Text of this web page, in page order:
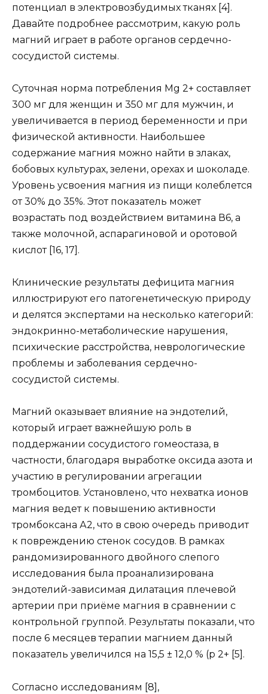
потенциал в электровозбудимых тканях [4].
Давайте подробнее рассмотрим, какую роль
магний играет в работе органов сердечно-
сосудистой системы.
Суточная норма потребления Mg 2+ составляет
300 мг для женщин и 350 мг для мужчин, и
увеличивается в период беременности и при
физической активности. Наибольшее
содержание магния можно найти в злаках,
бобовых культурах, зелени, орехах и шоколаде.
Уровень усвоения магния из пищи колеблется
от 30% до 35%. Этот показатель может
возрастать под воздействием витамина В6, а
также молочной, аспарагиновой и оротовой
кислот [16, 17].
Клинические результаты дефицита магния
иллюстрируют его патогенетическую природу
и делятся экспертами на несколько категорий:
эндокринно-метаболические нарушения,
психические расстройства, неврологические
проблемы и заболевания сердечно-
сосудистой системы.
Магний оказывает влияние на эндотелий,
который играет важнейшую роль в
поддержании сосудистого гомеостаза, в
частности, благодаря выработке оксида азота и
участию в регулировании агрегации
тромбоцитов. Установлено, что нехватка ионов
магния ведет к повышению активности
тромбоксана А2, что в свою очередь приводит
к повреждению стенок сосудов. В рамках
рандомизированного двойного слепого
исследования была проанализирована
эндотелий-зависимая дилатация плечевой
артерии при приёме магния в сравнении с
контрольной группой. Результаты показали, что
после 6 месяцев терапии магнием данный
показатель увеличился на 15,5 ± 12,0 % (р 2+ [5].
Согласно исследованиям [8],